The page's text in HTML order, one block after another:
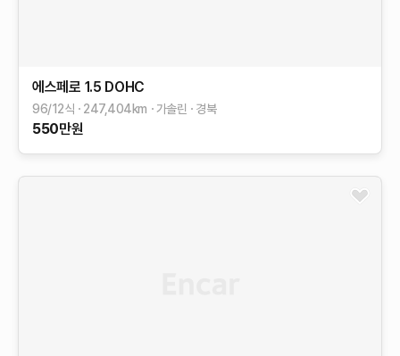
에스페로 1.5 DOHC
96/12식 247,404km 가솔린 경북
550만원